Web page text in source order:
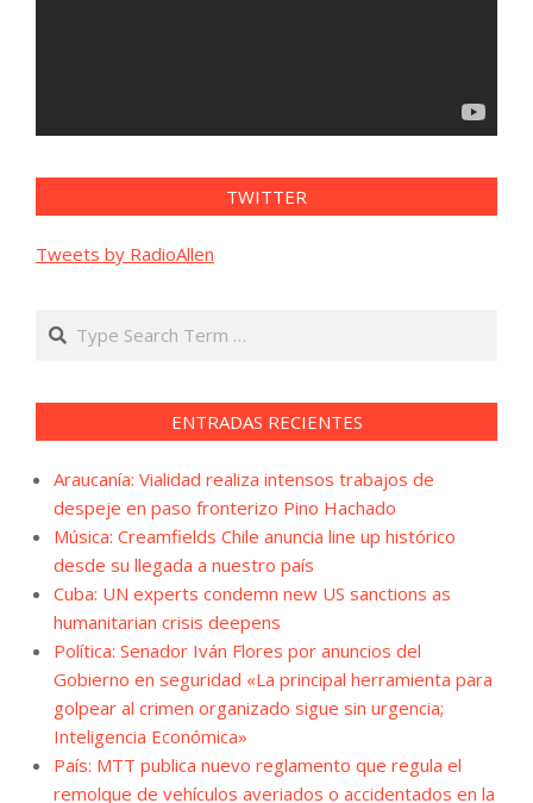
TWITTER
Tweets by RadioAllen
Search
ENTRADAS RECIENTES
Araucanía: Vialidad realiza intensos trabajos de
despeje en paso fronterizo Pino Hachado
Música: Creamfields Chile anuncia line up histórico
desde su llegada a nuestro país
Cuba: UN experts condemn new US sanctions as
humanitarian crisis deepens
Política: Senador Iván Flores por anuncios del
Gobierno en seguridad «La principal herramienta para
golpear al crimen organizado sigue sin urgencia;
Inteligencia Económica»
País: MTT publica nuevo reglamento que regula el
remolque de vehículos averiados o accidentados en la